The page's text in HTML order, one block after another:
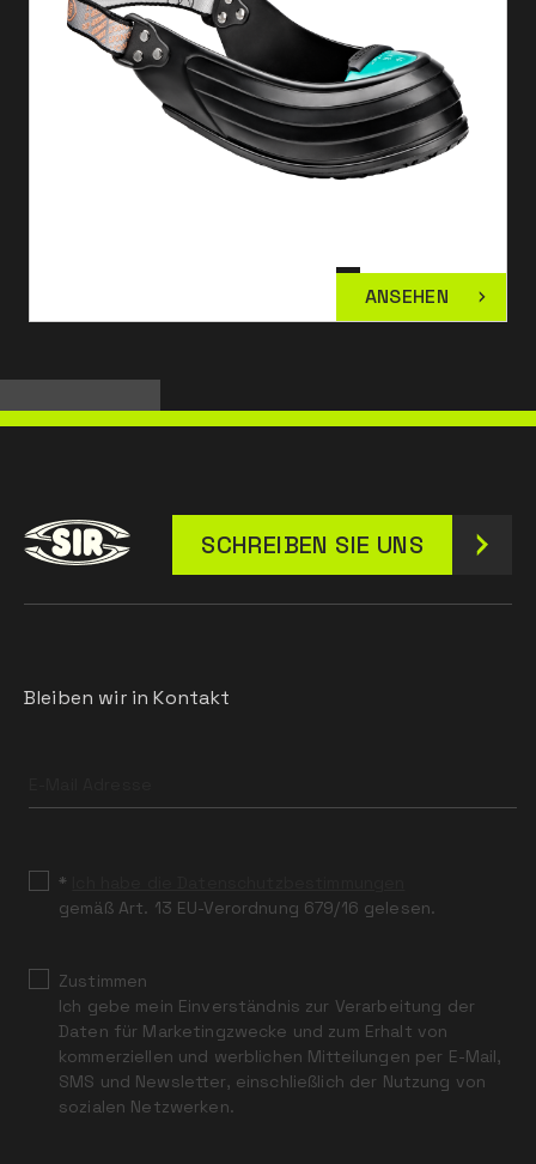
ANSEHEN
SCHREIBEN SIE UNS
Bleiben wir in Kontakt
field
*
gemäß Art. 13 EU-Verordnung 679/16 gelesen.
Zustimmen
Ich gebe mein Einverständnis zur Verarbeitung der
Daten für Marketingzwecke und zum Erhalt von
kommerziellen und werblichen Mitteilungen per E-Mail,
SMS und Newsletter, einschließlich der Nutzung von
sozialen Netzwerken.